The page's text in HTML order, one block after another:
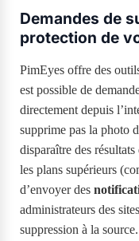
Demandes de
protection de
PimEyes offre des
est possible de
directement depuis
supprime pas la photo
disparaître des
les plans supérieurs
d’envoyer des
administrateurs des
suppression à la source.